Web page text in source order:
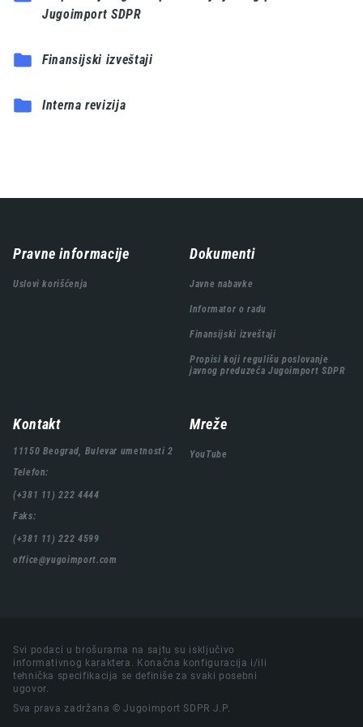
Jugoimport SDPR
Finansijski izveštaji
Interna revizija
Навигација
подножја
Pravne informacije
Uslovi korišćenja
Dokumenti
Javne nabavke
Informator o radu
Finansijski izveštaji
Propisi koji regulišu poslovanje
javnog preduzeća Jugoimport SDPR
Kontakt
11150 Beograd, Bulevar umetnosti 2
Telefon:
(+381 11) 222 4444
Faks:
(+381 11) 222 4599
office@yugoimport.com
Mreže
YouTube
Svi podaci u brošurama na sajtu su isključivo
informativnog karaktera. Konačna konfiguracija i/ili
tehnička specifikacija se definiše za svaki posebni
ugovor.
Sva prava zadržana © Jugoimport SDPR J.P.